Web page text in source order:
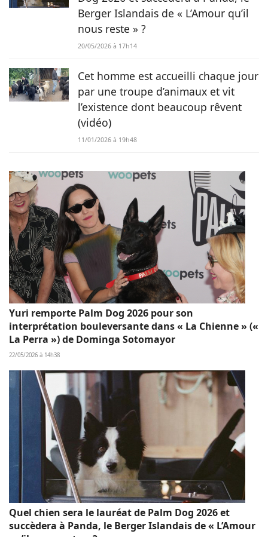
Berger Islandais de « L’Amour qu’il
nous reste » ?
20/05/2026 à 17h14
Cet homme est accueilli chaque jour
par une troupe d’animaux et vit
l’existence dont beaucoup rêvent
(vidéo)
11/01/2026 à 19h48
Yuri remporte Palm Dog 2026 pour son
interprétation bouleversante dans « La Chienne » («
La Perra ») de Dominga Sotomayor
22/05/2026 à 14h38
Quel chien sera le lauréat de Palm Dog 2026 et
succèdera à Panda, le Berger Islandais de « L’Amour